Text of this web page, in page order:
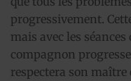
progressivement.
mais avec les
compagnon
respectera son maître